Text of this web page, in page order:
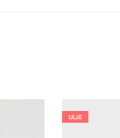
ULJE